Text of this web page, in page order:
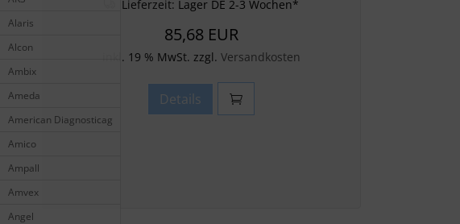
Alaris
Alcon
Ambix
Ameda
American Diagnosticag
Amico
Ampall
Amvex
Angel
Lieferzeit: Lager DE 2-3 Wochen*
85,68 EUR
inkl. 19 % MwSt. zzgl. Versandkosten
Details